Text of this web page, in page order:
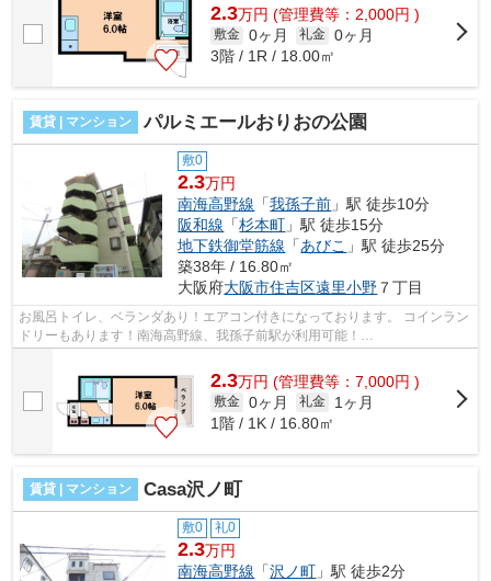
2.3万円 (管理費等：2,000円 )
敷金 0ヶ月 礼金 0ヶ月
3階 / 1R / 18.00㎡
賃貸 | マンション パルミエールおりおの公園
敷0
2.3万円
南海高野線 「我孫子前 」駅 徒歩10分
阪和線 「杉本町 」駅 徒歩15分
地下鉄御堂筋線 「あびこ 」駅 徒歩25分
築38年 / 16.80㎡
大阪府大阪市住吉区遠里小野 ７丁目
お風呂トイレ、ベランダあり！エアコン付きになっております。 コインラン
ドリーもあります！南海高野線、我孫子前駅が利用可能！
2.3万円 (管理費等：7,000円 )
敷金 0ヶ月 礼金
1ヶ月
1階 / 1K / 16.80㎡
賃貸 | マンション Casa沢ノ町
敷0 礼0
2.3万円
南海高野線 「沢ノ町 」駅 徒歩2分